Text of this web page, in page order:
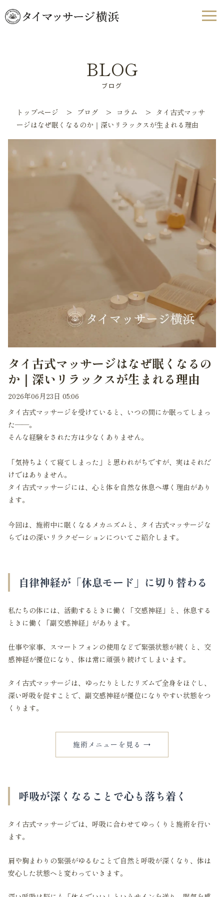
ブログ
BLOG
トップページ > ブログ > コラム > タイ古式マッサ
ージはなぜ眠くなるのか｜深いリラックスが生まれる理由
タイ古式マッサージはなぜ眠くなるの
か｜深いリラックスが生まれる理由
2026年06月23日 05:06
タイ古式マッサージを受けていると、いつの間にか眠ってしまっ
た——。
そんな経験をされた方は少なくありません。
「気持ちよくて寝てしまった」と思われがちですが、実はそれだ
けではありません。
タイ古式マッサージには、心と体を自然な休息へ導く理由があり
ます。
今回は、施術中に眠くなるメカニズムと、タイ古式マッサージな
らではの深いリラクゼーションについてご紹介します。
自律神経が「休息モード」に切り替わる
私たちの体には、活動するときに働く「交感神経」と、休息する
ときに働く「副交感神経」があります。
仕事や家事、スマートフォンの使用などで緊張状態が続くと、交
感神経が優位になり、体は常に頑張り続けてしまいます。
タイ古式マッサージは、ゆったりとしたリズムで全身をほぐし、
深い呼吸を促すことで、副交感神経が優位になりやすい状態をつ
くります。
施術メニューを見る →
呼吸が深くなることで心も落ち着く
タイ古式マッサージでは、呼吸に合わせてゆっくりと施術を行い
ます。
肩や胸まわりの緊張がゆるむことで自然と呼吸が深くなり、体は
安心した状態へと変わっていきます。